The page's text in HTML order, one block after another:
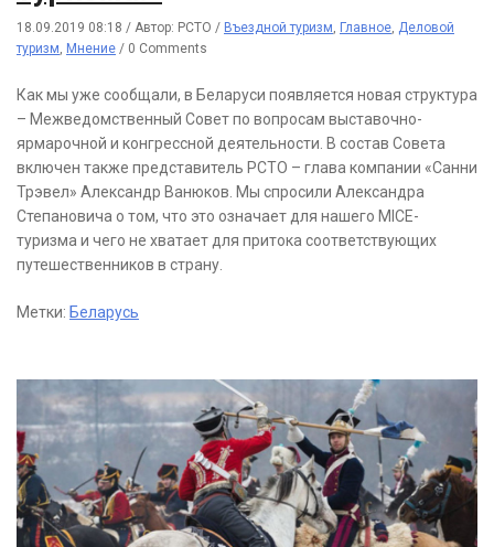
18.09.2019 08:18 / Автор: РСТО / Въездной туризм Главное Деловой
туризм Мнение / 0 Comments
Как мы уже сообщали, в Беларуси появляется новая структура
– Межведомственный Совет по вопросам выставочно-
ярмарочной и конгрессной деятельности. В состав Совета
включен также представитель РСТО – глава компании «Санни
Трэвел» Александр Ванюков. Мы спросили Александра
Степановича о том, что это означает для нашего MICE-
туризма и чего не хватает для притока соответствующих
путешественников в страну.
Метки: Беларусь